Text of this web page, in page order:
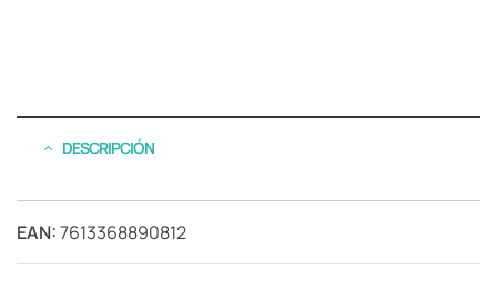
DESCRIPCIÓN
EAN:7613368890812